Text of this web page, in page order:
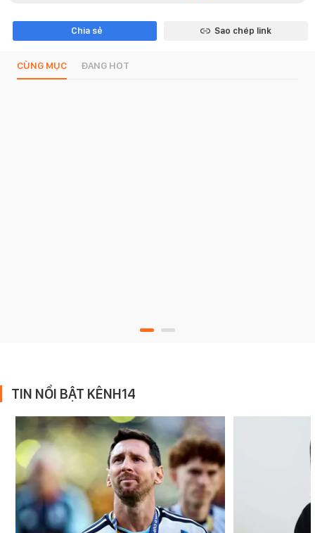
Chia sẻ Sao chép link
CÙNG MỤC ĐANG HOT
TIN NỔI BẬT KÊNH14